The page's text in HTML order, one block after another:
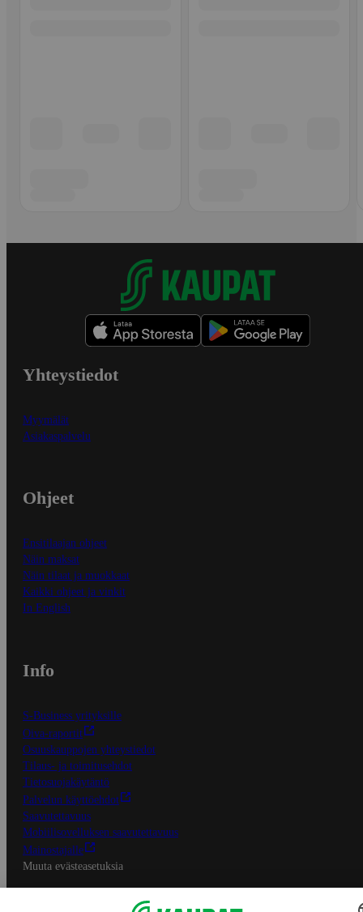
Yhteystiedot
Myymälät
Asiakaspalvelu
Ohjeet
Ensitilaajan ohjeet
Näin maksat
Näin tilaat ja muokkaat
Kaikki ohjeet ja vinkit
In English
Info
S-Business yrityksille
Oiva-raportit
Osuuskauppojen yhteystiedot
Tilaus- ja toimitusehdot
Tietosuojakäytäntö
Palvelun käyttöehdot
Saavutettavuus
Mobiilisovelluksen saavutettavuus
Mainostajalle
Muuta evästeasetuksia